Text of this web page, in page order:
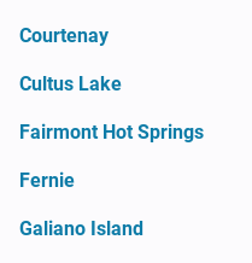
Courtenay
Cultus Lake
Fairmont Hot Springs
Fernie
Galiano Island